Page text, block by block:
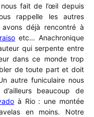
fait de l’œil depuis
rappelle les autres
déjà rencontré à
etc… Anachronique
qui serpente entre
dans ce monde trop
de toute part et doit
autre funiculaire nous
beaucoup de
à Rio : une montée
en moins. Notre